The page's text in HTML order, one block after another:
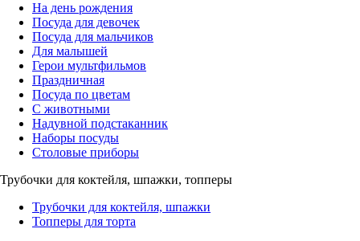
На день рождения
Посуда для девочек
Посуда для мальчиков
Для малышей
Герои мультфильмов
Праздничная
Посуда по цветам
С животными
Надувной подстаканник
Наборы посуды
Столовые приборы
Трубочки для коктейля, шпажки, топперы
Трубочки для коктейля, шпажки
Топперы для торта